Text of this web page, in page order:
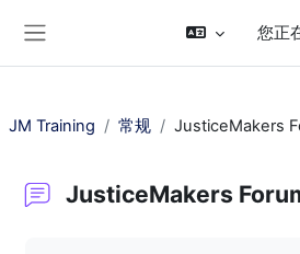
您正
JM Training 常规 JusticeMakers
JusticeMakers